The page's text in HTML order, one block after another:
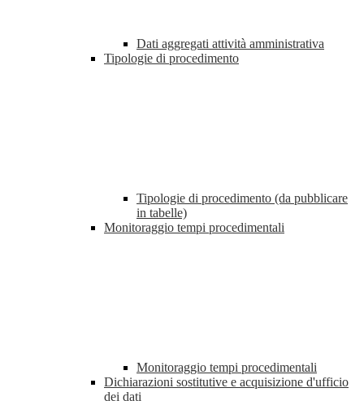
Dati aggregati attività amministrativa
Tipologie di procedimento
Tipologie di procedimento (da pubblicare
in tabelle)
Monitoraggio tempi procedimentali
Monitoraggio tempi procedimentali
Dichiarazioni sostitutive e acquisizione d'ufficio
dei dati